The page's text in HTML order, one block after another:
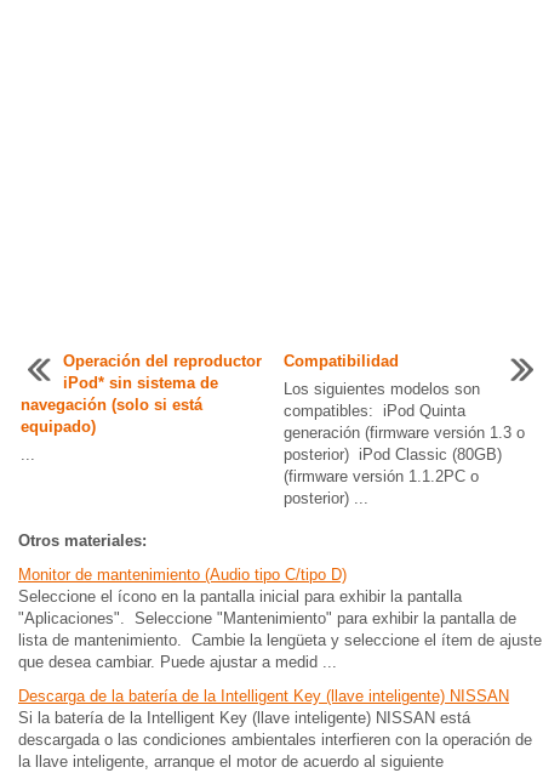
Operación del reproductor
iPod* sin sistema de
navegación (solo si está
equipado)
...
Compatibilidad
Los siguientes modelos son
compatibles: iPod Quinta
generación (firmware versión 1.3 o
posterior) iPod Classic (80GB)
(firmware versión 1.1.2PC o
posterior) ...
Otros materiales:
Monitor de mantenimiento (Audio tipo C/tipo D)
Seleccione el ícono en la pantalla inicial para exhibir la pantalla
"Aplicaciones". Seleccione "Mantenimiento" para exhibir la pantalla de
lista de mantenimiento. Cambie la lengüeta y seleccione el ítem de ajuste
que desea cambiar. Puede ajustar a medid ...
Descarga de la batería de la Intelligent Key (llave inteligente) NISSAN
Si la batería de la Intelligent Key (llave inteligente) NISSAN está
descargada o las condiciones ambientales interfieren con la operación de
la llave inteligente, arranque el motor de acuerdo al siguiente